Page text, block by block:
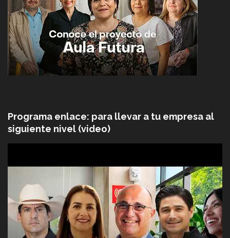
Programa enlace: para llevar a tu empresa al
siguiente nivel (video)